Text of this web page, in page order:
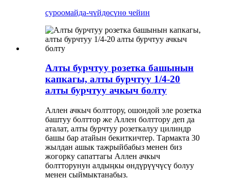
суроомайда-чүйдөсүнө чейин
Алты бурчтуу розетка башынын
капкагы, алты бурчтуу 1/4-20
алты бурчтуу ачкыч болту
Аллен ачкыч болттору, ошондой эле розетка
баштуу болттор же Аллен болттору деп да
аталат, алты бурчтуу розеткалуу цилиндр
башы бар атайын бекиткичтер. Тармакта 30
жылдан ашык тажрыйбабыз менен биз
жогорку сапаттагы Аллен ачкыч
болтторунун алдыңкы өндүрүүчүсү болуу
менен сыймыктанабыз.